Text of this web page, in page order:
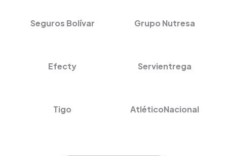
Seguros Bolívar Grupo Nutresa
Efecty Servientrega
Tigo AtléticoNacional